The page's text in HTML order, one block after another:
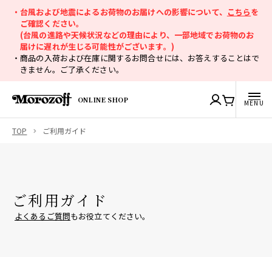
・台風および地震によるお荷物のお届けへの影響について、 こちらを
ご確認ください。
(台風の進路や天候状況などの理由により、一部地域でお荷物のお
届けに遅れが生じる可能性がございます。)
・商品の入荷および在庫に関するお問合せには、お答えすることはで
きません。ご了承ください。
ONLINE SHOP
TOP ご利用ガイド
ご利用ガイド
よくあるご質問もお役立てください。